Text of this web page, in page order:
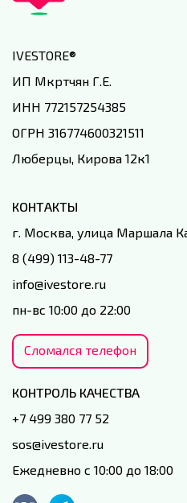
IVESTORE®
ИП Мкртчян Г.Е.
ИНН 772157254385
ОГРН 316774600321511
Люберцы, Кирова 12к1
КОНТАКТЫ
г. Москва, улица Маршала
8 (499) 113-48-77
info@ivestore.ru
пн-вс 10:00 до 22:00
Сломался телефон
КОНТРОЛЬ КАЧЕСТВА
+7 499 380 77 52
sos@ivestore.ru
Ежедневно с 10:00 до 18:00